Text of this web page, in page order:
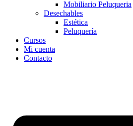
Mobiliario Peluqueria
Desechables
Estética
Peluquería
Cursos
Mi cuenta
Contacto